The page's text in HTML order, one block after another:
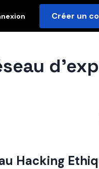
Créer un
Hacking